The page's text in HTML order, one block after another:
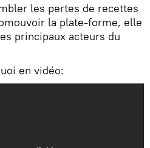
les pertes de recettes
la plate-forme, elle
principaux acteurs du
en vidéo: